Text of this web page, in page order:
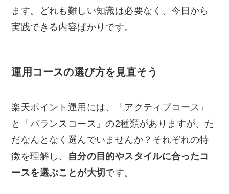
ます。どれも難しい知識は必要なく、今日から
実践できる内容ばかりです。
運用コースの選び方を見直そう
楽天ポイント運用には、「アクティブコース」
と「バランスコース」の2種類がありますが、た
だなんとなく選んでいませんか？それぞれの特
徴を理解し、
自分の目的やスタイルに合ったコ
ースを選ぶことが大切 です。